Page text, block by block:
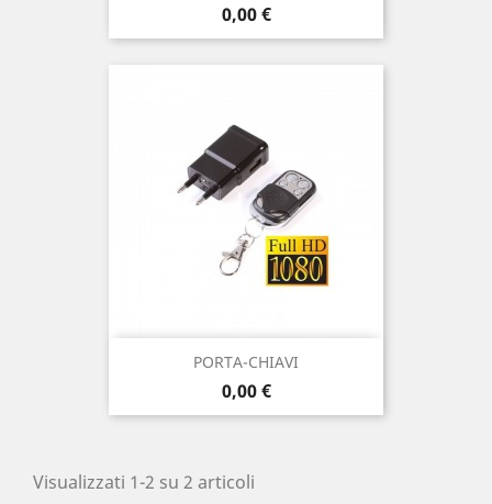
Prezzo
0,00 €
PORTA-CHIAVI
Prezzo
0,00 €
Visualizzati 1-2 su 2 articoli